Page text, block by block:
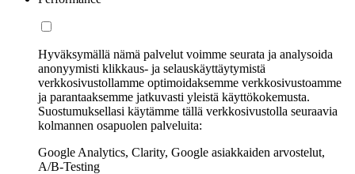
Hyväksymällä nämä palvelut voimme seurata ja analysoida
anonyymisti klikkaus- ja selauskäyttäytymistä
verkkosivustollamme optimoidaksemme verkkosivustoamme
ja parantaaksemme jatkuvasti yleistä käyttökokemusta.
Suostumuksellasi käytämme tällä verkkosivustolla seuraavia
kolmannen osapuolen palveluita:
Google Analytics, Clarity, Google asiakkaiden arvostelut,
A/B-Testing